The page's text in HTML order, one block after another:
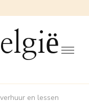
en lessen